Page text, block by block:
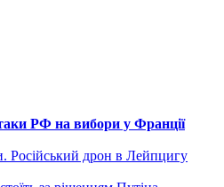
РФ на вибори у Франції
Російський дрон в Лейпцигу